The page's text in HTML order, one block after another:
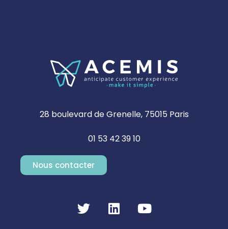
28 boulevard de Grenelle, 75015 Paris
01 53 42 39 10
Nous contacter